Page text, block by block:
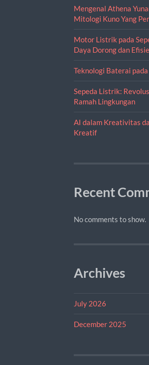
Mengenal Athena
Mitologi Kuno Yang
Motor Listrik pada
Daya Dorong dan
Teknologi Baterai
Sepeda Listrik:
Ramah Lingkungan
AI dalam Kreativitas
Kreatif
Recent
No comments to show.
Archives
July 2026
December 2025